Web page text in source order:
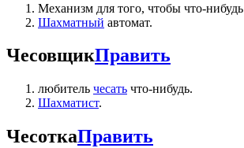
Механизм для того, чтобы что-нибудь
Шахматный автомат.
ЧесовщикПравить
любитель чесать что-нибудь.
Шахматист.
ЧесоткаПравить